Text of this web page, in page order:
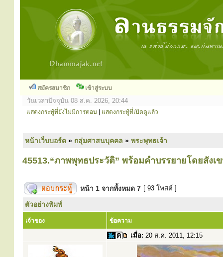
สมัครสมาชิก เข้าสู่ระบบ
วันเวลาปัจจุบัน 08 ส.ค. 2026, 20:44
แสดงกระทู้ที่ยังไม่มีการตอบ แสดงกระทู้ที่เปิดดูแล้ว
หน้าเว็บบอร์ด » กลุ่มศาสนบุคคล » พระพุทธเจ้า
45513.“ภาพพุทธประวัติ” พร้อมคำบรรยายโดยสังเ
หน้า 1 จากทั้งหมด 7 [ 93 โพสต์ ]
ตัวอย่างพิมพ์
เจ้าของ ข้อความ
เมื่อ: 20 ส.ค. 2011, 12:15